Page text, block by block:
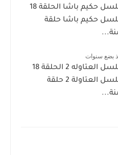
مسلسل حكيم باشا الحلقة 18
حكيم باشا حلقة
بضع سنوات
مسلسل العتاوله 2 الحلقة 18
مسلسل العتاولة 2 حلقة